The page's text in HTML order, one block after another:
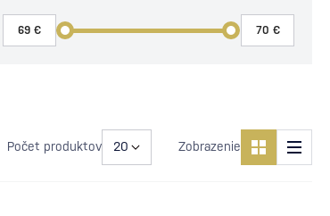
Počet produktov Zobrazenie